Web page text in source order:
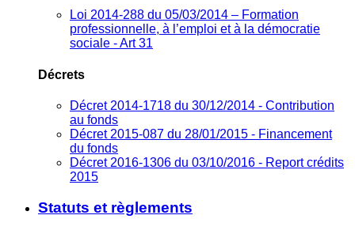
Loi 2014-288 du 05/03/2014 – Formation
professionnelle, à l’emploi et à la démocratie
sociale - Art 31
Décrets
Décret 2014-1718 du 30/12/2014 - Contribution
au fonds
Décret 2015-087 du 28/01/2015 - Financement
du fonds
Décret 2016-1306 du 03/10/2016 - Report crédits
2015
Statuts et règlements